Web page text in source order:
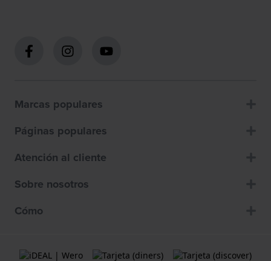
Marcas populares
Páginas populares
Atención al cliente
Sobre nosotros
Cómo